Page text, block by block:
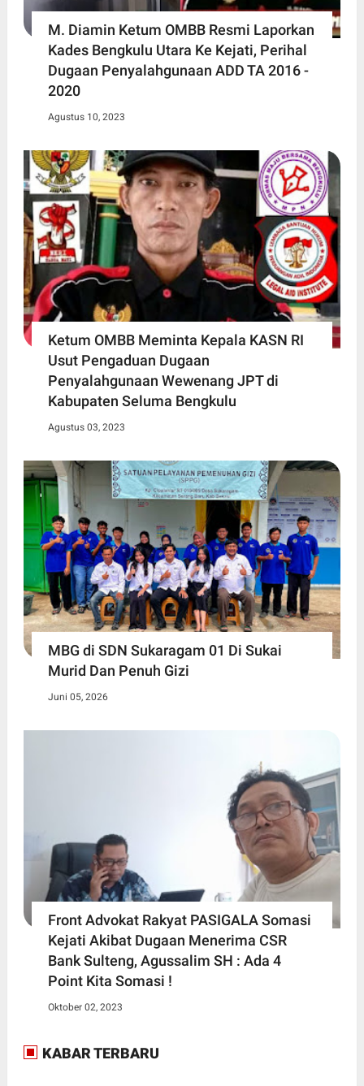
M. Diamin Ketum OMBB Resmi Laporkan
Kades Bengkulu Utara Ke Kejati, Perihal
Dugaan Penyalahgunaan ADD TA 2016 -
2020
Agustus 10, 2023
Ketum OMBB Meminta Kepala KASN RI
Usut Pengaduan Dugaan
Penyalahgunaan Wewenang JPT di
Kabupaten Seluma Bengkulu
Agustus 03, 2023
MBG di SDN Sukaragam 01 Di Sukai
Murid Dan Penuh Gizi
Juni 05, 2026
Front Advokat Rakyat PASIGALA Somasi
Kejati Akibat Dugaan Menerima CSR
Bank Sulteng, Agussalim SH : Ada 4
Point Kita Somasi !
Oktober 02, 2023
KABAR TERBARU